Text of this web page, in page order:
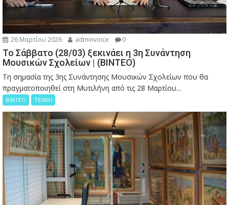
26 Μαρτίου 2026 adminvoice 0
Το Σάββατο (28/03) ξεκινάει η 3η Συνάντηση
Μουσικών Σχολείων | (ΒΙΝΤΕΟ)
Τη σημασία της 3ης Συνάντησης Μουσικών Σχολείων που θα
πραγματοποιηθεί στη Μυτιλήνη από τις 28 Μαρτίου...
ΒΙΝΤΕΟ ΤΕΧΝΗ